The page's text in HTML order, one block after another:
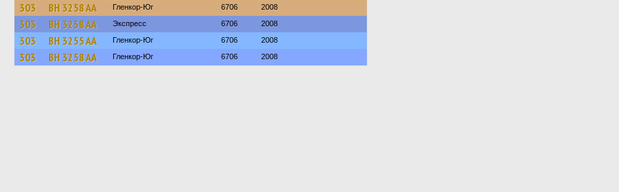
303 BH 3258 AA Гленкор-Юг 6706 2008
303 BH 3258 AA Экспресс 6706 2008
303 BH 3255 AA Гленкор-Юг 6706 2008
303 BH 3258 AA Гленкор-Юг 6706 2008